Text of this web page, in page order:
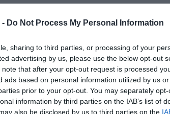
- Do Not Process My Personal Information
sharing to third parties, or processing of your
advertising by us, please use the below opt-out
that after your opt-out request is processed
ads based on personal information utilized by us
prior to your opt-out. You may separately
information by third parties on the IAB’s list of
also be disclosed by us to third parties on the
doch mal